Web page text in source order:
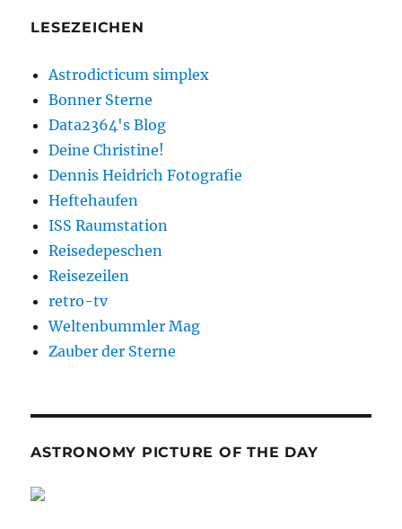
LESEZEICHEN
Astrodicticum simplex
Bonner Sterne
Data2364's Blog
Deine Christine!
Dennis Heidrich Fotografie
Heftehaufen
ISS Raumstation
Reisedepeschen
Reisezeilen
retro-tv
Weltenbummler Mag
Zauber der Sterne
ASTRONOMY PICTURE OF THE DAY